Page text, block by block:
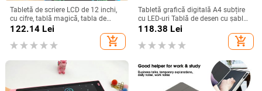
Tabletă de scriere LCD de 12 inchi,
cu cifre, tablă magică, tabla de
desen cu electroni, instrument de
pictură artistică, jucării pentru copii,
joc pentru creier, cel mai bun cadou
122.14 Lei
add_shopping_cart
Tabletă grafică digitală A4 subțire
cu LED-uri Tablă de desen cu șablon
de artă Cutie luminoasă pentru
trasare scriere Tabletă electronică
portabilă
118.38 Lei
add_shopping_cart